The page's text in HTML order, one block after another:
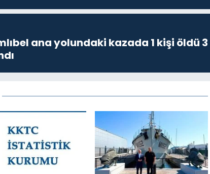
ana yolundaki kazada 1 kişi öldü 3